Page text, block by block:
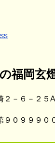
福岡玄
２－６－２５
０９９９０